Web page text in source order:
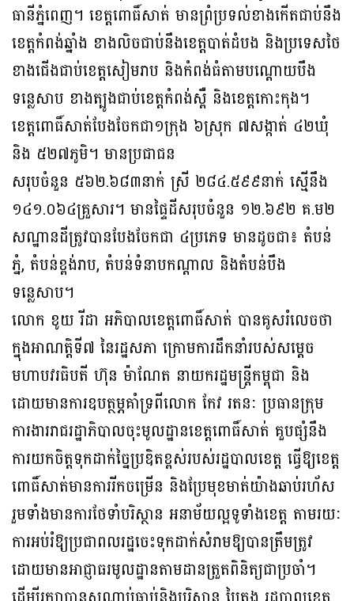
ធានីភ្នំពេញ។ ខេត្តពោធិ៍សាត់ មានព្រំប្រទល់ខាងកើតជាប់នឹង
ខេត្តកំពង់ឆ្នាំង ខាងលិចជាប់នឹងខេត្តបាត់ដំបង និងប្រទេសថៃ
ខាងជើងជាប់ខេត្តសៀមរាប និងកំពង់ធំតាមបណ្ដោយបឹង
ទន្លេសាប ខាងត្បូង​ជាប់​ខេត្តកំពង់ស្ពឺ និងខេត្តកោះកុង។
ខេត្តពោធិ៍សាត់បែងចែកជា១ក្រុង ៦ស្រុក ៧សង្កាត់ ៤២ឃុំ
និង ៥២៧ភូមិ។ មានប្រជាជន
សរុប​ចំនួន ៥៦២.៦៨៣នាក់ ស្រី ២៨៤.៥៩៩នាក់ ស្មើនឹង
១៤១.០៦៤គ្រួសារ។ មានផ្ទៃដី​សរុប​ចំនួន ១២.៦៩២ គ.ម២
សណ្ឋានដីត្រូវបានបែងចែកជា ៤ប្រភេទ មានដូចជា៖ តំបន់
ភ្នំ, តំបន់​ខ្ពង់រាប, តំបន់ទំនាបកណ្តាល និងតំបន់បឹង
ទន្លេសាប។
លោក ខូយ រីដា អភិបាលខេត្តពោធិ៍សាត់ បានគូសរំលេចថា
ក្នុងអាណត្តិទី៧ នៃរដ្ឋសភា ក្រោម​ការដឹកនាំរបស់សម្តេច
មហាបវរធិបតី ហ៊ុន ម៉ាណែត នាយករដ្ឋមន្ត្រីកម្ពុជា និង
ដោយ​មានការ​ឧបត្ថម្ភគាំទ្រពីលោក កែវ រតនៈ ប្រធានក្រុម
ការងាររាជរដ្ឋាភិបាលចុះ​មូលដ្ឋានខេត្តពោធិ៍សាត់ គួប​​ផ្សំនឹង
ការយកចិត្តទុកដាក់ច្នៃប្រឌិតខ្ពស់របស់រដ្ឋបាលខេត្ត ធ្វើឱ្យខេត្ត
ពោធិ៍សាត់​មាន​ការរីក​ចម្រើន និងប្រែមុខមាត់យ៉ាងឆាប់រហ័ស
រួមទាំងមានការថែទាំបរិស្ថាន អនាម័យល្អទូទាំង​ខេត្ត តាមរយៈ
ការអប់រំឱ្យប្រជាពលរដ្ឋចេះទុកដាក់សំរាមឱ្យបានត្រឹមត្រូវ
ដោយមានអាជ្ញាធរមូលដ្ឋាន​តាមដានត្រួតពិនិត្យជាប្រចាំ។